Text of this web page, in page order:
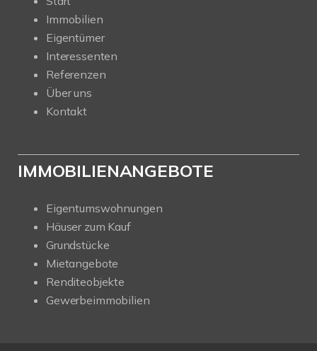
Immobilien
Eigentümer
Interessenten
Referenzen
Über uns
Kontakt
IMMOBILIENANGEBOTE
Eigentumswohnungen
Häuser zum Kauf
Grundstücke
Mietangebote
Renditeobjekte
Gewerbeimmobilien